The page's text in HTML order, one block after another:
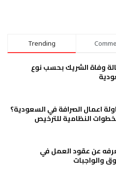
Trending
وفاة الشريك بحسب نوع
اعمال الصرافة في السعودية؟
النظامية للترخيص
عن عقود العمل في
والواجبات